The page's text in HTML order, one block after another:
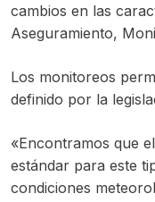
cambios en las
Aseguramiento,
Los monitoreos
definido por la
«Encontramos que
estándar para este
condiciones